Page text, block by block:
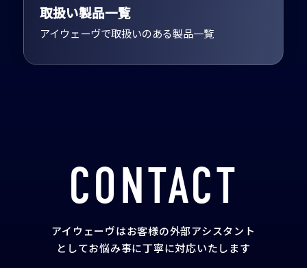
取扱い製品一覧
アイウェーヴで取扱いのある製品一覧
CONTACT
アイウェーヴはお客様の外部アシスタント
としてお悩み事に丁寧に対応いたします